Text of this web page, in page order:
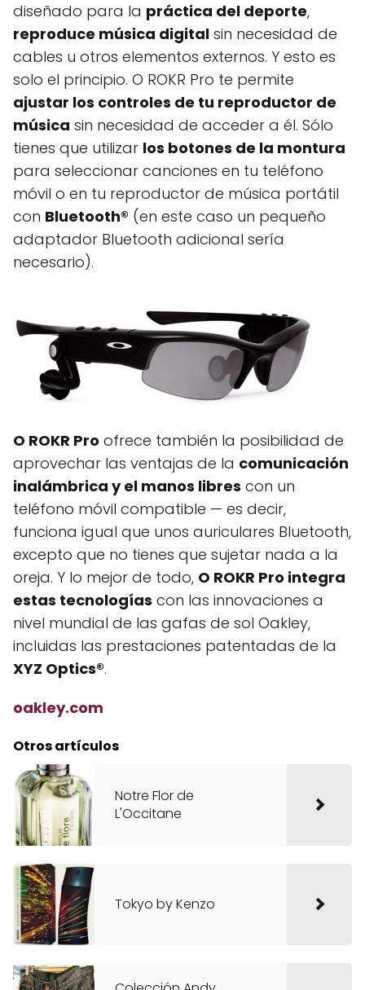
diseñado para la práctica del deporte,
reproduce música digital sin necesidad de
cables u otros elementos externos. Y esto es
solo el principio. O ROKR Pro te permite
ajustar los controles de tu reproductor de
música sin necesidad de acceder a él. Sólo
tienes que utilizar los botones de la montura
para seleccionar canciones en tu teléfono
móvil o en tu reproductor de música portátil
con Bluetooth® (en este caso un pequeño
adaptador Bluetooth adicional sería
necesario).
O ROKR Pro ofrece también la posibilidad de
aprovechar las ventajas de la comunicación
inalámbrica y el manos libres con un
teléfono móvil compatible — es decir,
funciona igual que unos auriculares Bluetooth,
excepto que no tienes que sujetar nada a la
oreja. Y lo mejor de todo, O ROKR Pro integra
estas tecnologías con las innovaciones a
nivel mundial de las gafas de sol Oakley,
incluidas las prestaciones patentadas de la
XYZ Optics®.
oakley.com
Otros artículos
Notre Flor de
L'Occitane
Tokyo by Kenzo